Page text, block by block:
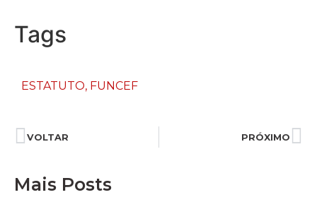
Tags
ESTATUTO, FUNCEF
VOLTAR PRÓXIMO
Mais Posts